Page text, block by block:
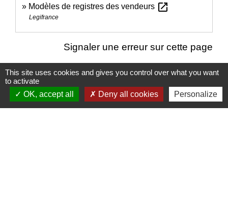
Modèles de registres des vendeurs open_in_new
Legifrance
Signaler une erreur sur cette page
Nous contacter
This site uses cookies and gives you control over what you want
to activate
OK, accept all
Deny all cookies Personalize